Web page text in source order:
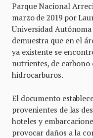
Parque Nacional
marzo de 2019 por
Universidad
demuestra que en el
ya existente se
nutrientes, de
hidrocarburos.
El documento
provenientes de las
hoteles y
provocar daños a la